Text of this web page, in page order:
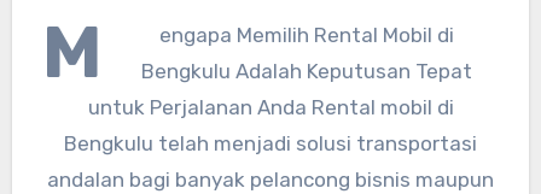
M
engapa Memilih Rental Mobil di
Bengkulu Adalah Keputusan Tepat
untuk Perjalanan Anda Rental mobil di
Bengkulu telah menjadi solusi transportasi
andalan bagi banyak pelancong bisnis maupun